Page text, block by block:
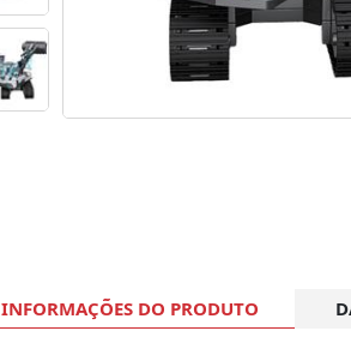
INFORMAÇÕES DO PRODUTO